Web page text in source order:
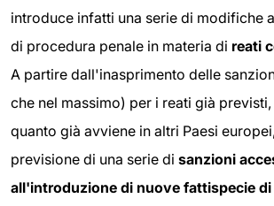
introduce infatti una serie di modifiche
di procedura penale in materia di reati
A partire dall'inasprimento delle
che nel massimo) per i reati già
quanto già avviene in altri Paesi
previsione di una serie di sanzioni
all'introduzione di nuove fattispecie